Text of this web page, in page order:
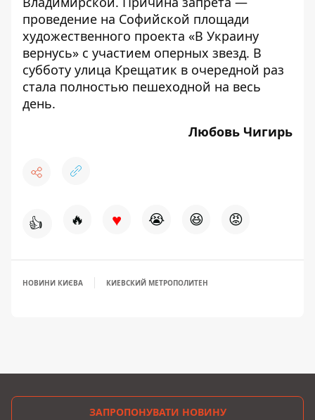
проведение на Софийской площади
художественного проекта «В Украину
вернусь» с участием оперных звезд. В
субботу улица Крещатик в очередной раз
стала полностью пешеходной на весь
день.
Любовь Чигирь
👍 🔥 ♥ 😭 😆 😡
НОВИНИ КИЄВА КИЕВСКИЙ МЕТРОПОЛИТЕН
ЗАПРОПОНУВАТИ НОВИНУ